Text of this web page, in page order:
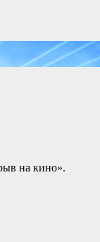
на кино».